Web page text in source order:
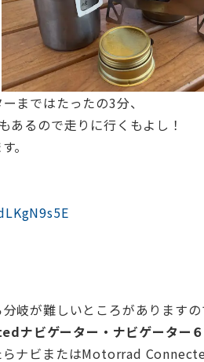
まではたったの3分、
あるので走りに行くもよし！
。
岐が難しいところがありますの
ビゲーター・ナビゲーター６
ナビまたはMotorrad